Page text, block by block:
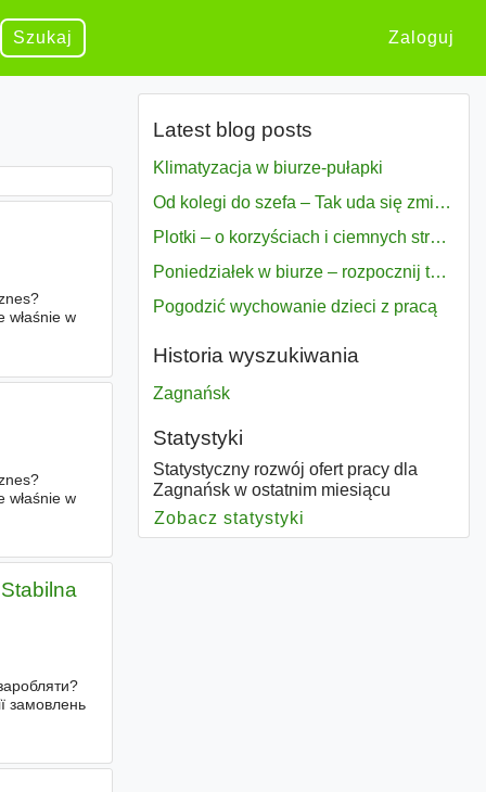
Szukaj Zaloguj
właśnie w
właśnie w
замовлень
Latest blog posts
Klimatyzacja w biurze-pułapki
Od kolegi do szefa – Tak uda się zmiana bezproblemowo
Plotki – o korzyściach i ciemnych stronach
Poniedziałek w biurze – rozpocznij tydzień w pełni zmotywowany
Pogodzić wychowanie dzieci z pracą
Historia wyszukiwania
Zagnańsk
Statystyki
Statystyczny rozwój ofert pracy dla
Zagnańsk w ostatnim miesiącu
Zobacz statystyki